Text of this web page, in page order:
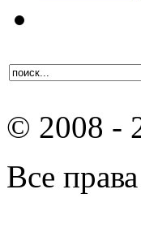
© 2008 -
Все